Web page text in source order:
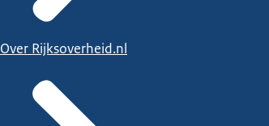
Over Rijksoverheid.nl